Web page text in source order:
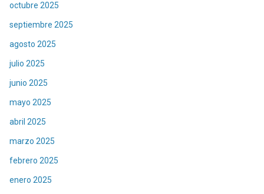
octubre 2025
septiembre 2025
agosto 2025
julio 2025
junio 2025
mayo 2025
abril 2025
marzo 2025
febrero 2025
enero 2025